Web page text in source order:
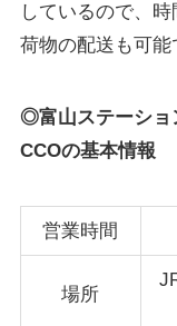
しているので、時
荷物の配送も可能
◎富山ステーショ
CCOの基本情報
営業時間
場所